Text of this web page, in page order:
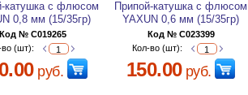
катушка с флюсом
0,8 мм (15/35гр)
Код № C019265
во (шт):
руб.
Припой-катушка с флюсом
YAXUN 0,6 мм (15/35гр)
Код № C023399
Кол-во (шт):
150.00руб.